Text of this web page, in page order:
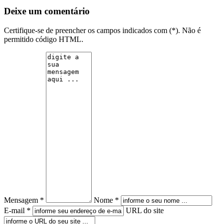
Deixe um comentário
Certifique-se de preencher os campos indicados com (*). Não é
permitido código HTML.
Mensagem *
Nome *
E-mail *
URL do site